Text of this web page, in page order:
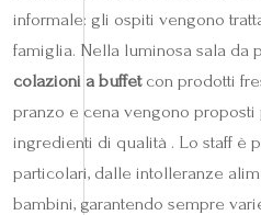
informale: gli ospiti vengono
famiglia. Nella luminosa sala da
colazioni a buffetcon prodotti
pranzo e cena vengono
ingredienti di qualità . Lo staff è
particolari, dalle intolleranze
bambini, garantendo sempre